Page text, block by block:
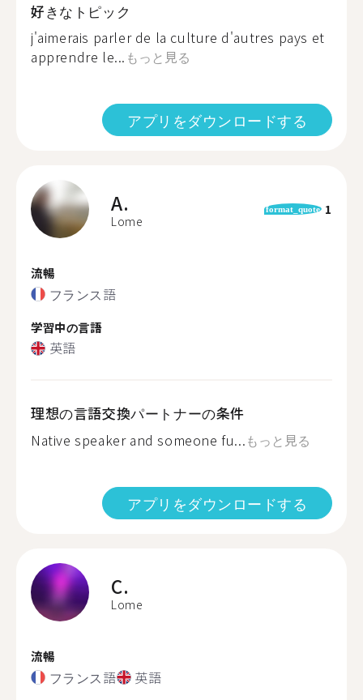
好きなトピック
j'aimerais parler de la culture d'autres pays et
apprendre le... もっと見る
アプリをダウンロードする
A.
Lome
format_quote 1
流暢
フランス語
学習中の言語
英語
理想の言語交換パートナーの条件
Native speaker and someone fu...もっと見る
アプリをダウンロードする
C.
Lome
流暢
フランス語 英語